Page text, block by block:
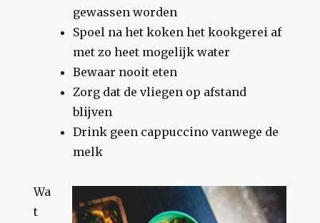
gewassen worden
Spoel na het koken het kookgerei af
met zo heet mogelijk water
Bewaar nooit eten
Zorg dat de vliegen op afstand
blijven
Drink geen cappuccino vanwege de
melk
Wa
t